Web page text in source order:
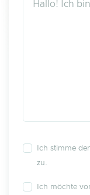
Ich stimme
zu.
Ich möchte